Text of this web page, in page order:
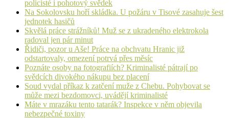
policisté i pohotový svědek
Na Sokolovsku hoří skládka. U požáru v Tisové zasahuje šest
jednotek hasičů
Skvělá práce strážníků! Muž se z ukradeného elektrokola
radoval jen pár minut
Řidiči, pozor u Aše! Práce na obchvatu Hranic již
odstartovaly, omezení potrvá přes měsíc
Poznáte osoby na fotografiích? Kriminalisté pátrají po
svědcích divokého nákupu bez placení
Soud vydal příkaz k zatčení muže z Chebu. Pohybovat se
může mezi bezdomovci, uvádějí kriminalisté
Máte v mrazáku tento tatarák? Inspekce v něm objevila
nebezpečné toxiny